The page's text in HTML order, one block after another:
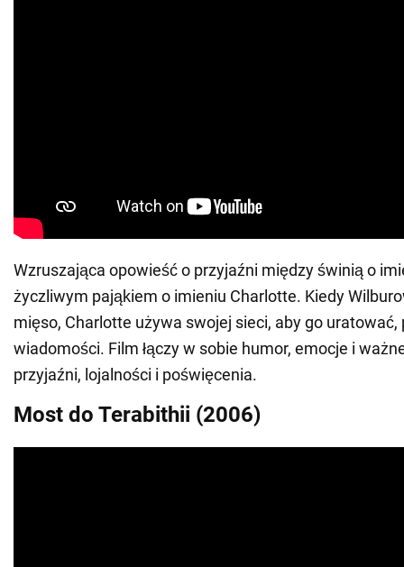
Wzruszająca opowieść o przyjaźni między świnią o
życzliwym pająkiem o imieniu Charlotte. Kiedy
mięso, Charlotte używa swojej sieci, aby go uratować,
wiadomości. Film łączy w sobie humor, emocje i
przyjaźni, lojalności i poświęcenia.
Most do Terabithii (2006)